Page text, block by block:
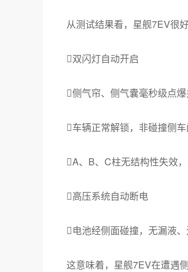
从测试结果看，星舰7EV很
双闪灯自动开启
侧气帘、侧气囊毫秒级点
车辆正常解锁，非碰撞侧
A、B、C柱无结构性失效
高压系统自动断电
电池经侧面碰撞，无漏液
这意味着，星舰7EV在遭遇